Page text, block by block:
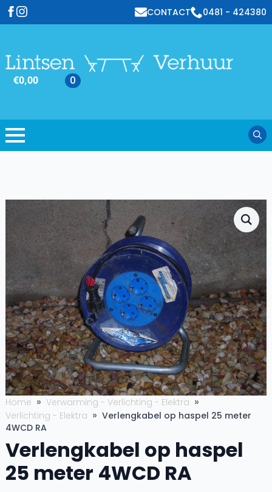
CONTACT 0481 - 424380
€0,00 0
Home
Verwarming - Verlichting - Elektra
Verlichting - Elektra
Verlengkabel op haspel 25 meter
4WCD RA
Verlengkabel op haspel
25 meter 4WCD RA